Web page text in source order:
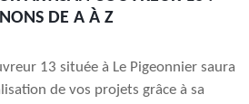
DE A À Z
13 située à Le Pigeonnier saura
de vos projets grâce à sa